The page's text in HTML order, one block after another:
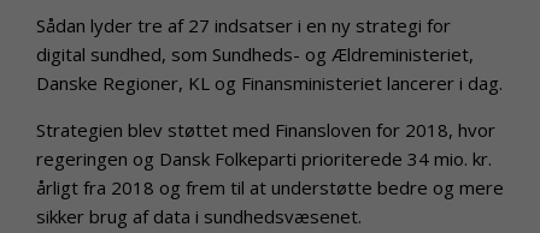
Sådan lyder tre af 27 indsatser i en ny strategi for
digital sundhed, som Sundheds- og Ældreministeriet,
Danske Regioner, KL og Finansministeriet lancerer i dag.
Strategien blev støttet med Finansloven for 2018, hvor
regeringen og Dansk Folkeparti prioriterede 34 mio. kr.
årligt fra 2018 og frem til at understøtte bedre og mere
sikker brug af data i sundhedsvæsenet.